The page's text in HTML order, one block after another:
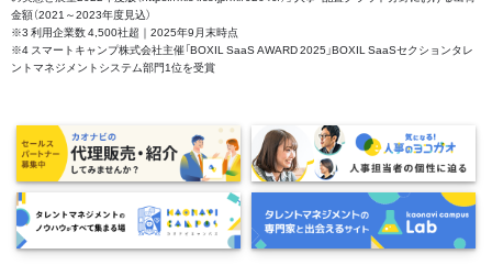
金額（2021～2023年度見込）
※3 利用企業数 4,500社超｜2025年9月末時点
※4 スマートキャンプ株式会社主催「BOXIL SaaS AWARD 2025」BOXIL SaaSセクションタレ
ントマネジメントシステム部門1位を受賞